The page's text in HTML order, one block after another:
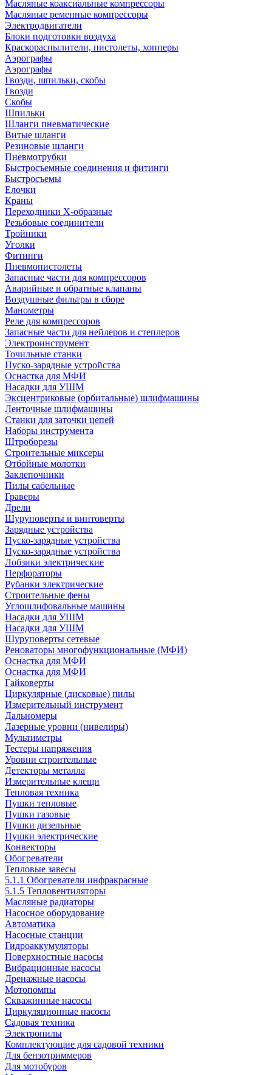
Масляные коаксиальные компрессоры
Масляные ременные компрессоры
Электродвигатели
Блоки подготовки воздуха
Краскораспылители, пистолеты, хопперы
Аэрографы
Аэрографы
Гвозди, шпильки, скобы
Гвозди
Скобы
Шпильки
Шланги пневматические
Витые шланги
Резиновые шланги
Пневмотрубки
Быстросъемные соединения и фитинги
Быстросъемы
Елочки
Краны
Переходники Х-образные
Резьбовые соединители
Тройники
Уголки
Фитинги
Пневмопистолеты
Запасные части для компрессоров
Аварийные и обратные клапаны
Воздушные фильтры в сборе
Манометры
Реле для компрессоров
Запасные части для нейлеров и степлеров
Электроинструмент
Точильные станки
Пуско-зарядные устройства
Оснастка для МФИ
Насадки для УШМ
Эксцентриковые (орбитальные) шлифмашины
Ленточные шлифмашины
Станки для заточки цепей
Наборы инструмента
Штроборезы
Строительные миксеры
Отбойные молотки
Заклепочники
Пилы сабельные
Граверы
Дрели
Шуруповерты и винтоверты
Зарядные устройства
Пуско-зарядные устройства
Пуско-зарядные устройства
Лобзики электрические
Перфораторы
Рубанки электрические
Строительные фены
Углошлифовальные машины
Насадки для УШМ
Насадки для УШМ
Шуруповерты сетевые
Реноваторы многофункциональные (МФИ)
Оснастка для МФИ
Оснастка для МФИ
Гайковерты
Циркулярные (дисковые) пилы
Измерительный инструмент
Дальномеры
Лазерные уровни (нивелиры)
Мультиметры
Тестеры напряжения
Уровни строительные
Детекторы металла
Измерительные клещи
Тепловая техника
Пушки тепловые
Пушки газовые
Пушки дизельные
Пушки электрические
Конвекторы
Обогреватели
Тепловые завесы
5.1.1 Обогреватели инфракрасные
5.1.5 Тепловентиляторы
Масляные радиаторы
Насосное оборудование
Автоматика
Насосные станции
Гидроаккумуляторы
Поверхностные насосы
Вибрационные насосы
Дренажные насосы
Мотопомпы
Скважинные насосы
Циркуляционные насосы
Садовая техника
Электропилы
Комплектующие для садовой техники
Для бензотриммеров
Для мотобуров